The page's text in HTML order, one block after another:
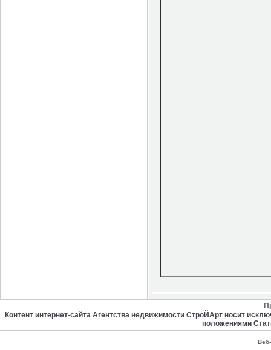
Контент интернет-сайта Агентства недвижимости СтроЙАрт носит
положениями